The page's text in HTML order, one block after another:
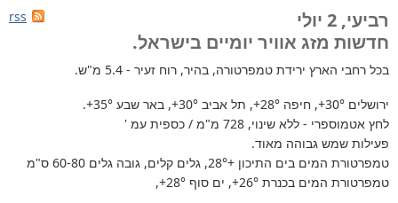
rss
רביעי, 2 יולי
חדשות מזג אוויר יומיים בישראל.
בכל רחבי הארץ ירידת טמפרטורה, בהיר, רוח זעיר - 5.4 מ"ש.
ירושלים +30°, חיפה +28°, תל אביב +30°, באר שבע +35°
.
לחץ אטמוספרי - ללא שינוי, 728 מ"מ / כספית עמ '
פעילות שמש גבוהה מאוד.
טמפרטורת המים בים התיכון +28°
, גלים קלים, גובה גלים 60-80 ס"מ
טמפרטורת המים בכנרת +26°, ים סוף +28°
,